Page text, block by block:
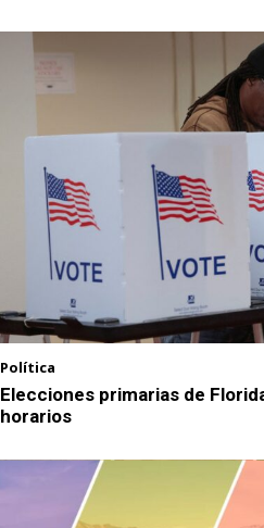
Política
Elecciones primarias de
horarios